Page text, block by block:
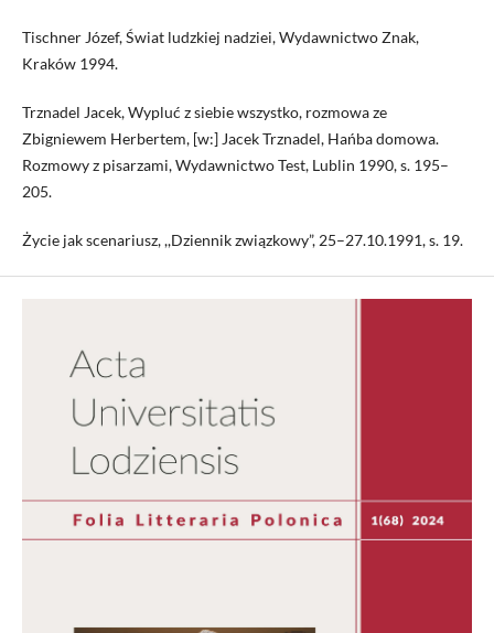
Tischner Józef, Świat ludzkiej nadziei, Wydawnictwo Znak,
Kraków 1994.
Trznadel Jacek, Wypluć z siebie wszystko, rozmowa ze
Zbigniewem Herbertem, [w:] Jacek Trznadel, Hańba domowa.
Rozmowy z pisarzami, Wydawnictwo Test, Lublin 1990, s. 195–
205.
Życie jak scenariusz, ,,Dziennik związkowy”, 25–27.10.1991, s. 19.